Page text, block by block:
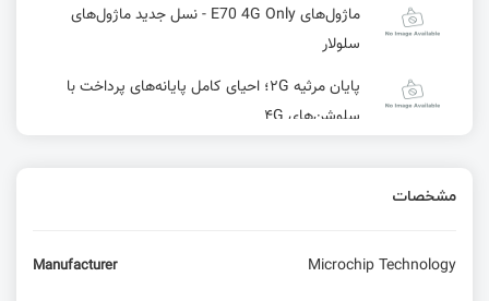
ماژول‌های E70 4G Only - نسل جدید ماژول‌های
سلولار
پایان مرثیه ۲G؛ احیای کامل پایانه‌های پرداخت با
سلوشن‌های ۴G
Renesas
مشخصات
Manufacturer Microchip Technology